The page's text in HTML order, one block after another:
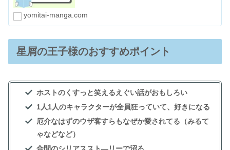
yomitai-manga.com
星屑の王子様のおすすめポイント
ホストのくすっと笑えるえぐい話がおもしろい
1人1人のキャラクターが全員狂っていて、好きになる
厄介なはずのウザ客すらもなぜか愛されてる（みるて
ゃなどなど）
合間のシリアススト―リーで沼る